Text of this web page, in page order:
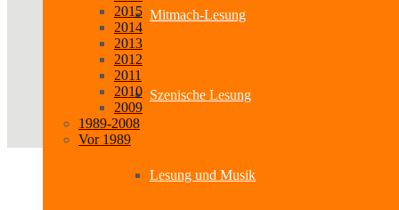
Mitmach-Lesung
Szenische Lesung
Lesung und Musik
2015
2014
2013
2012
2011
2010
2009
1989-2008
Vor 1989